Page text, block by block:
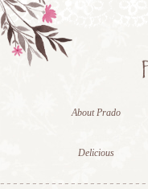
About Prado
Delicious